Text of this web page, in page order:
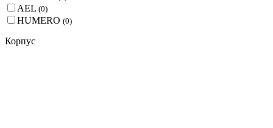
AEL (0)
HUMERO (0)
Корпус